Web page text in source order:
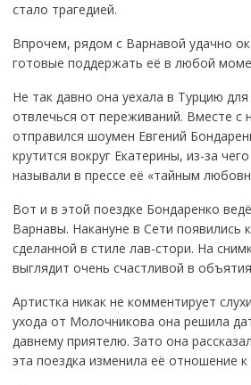
стало трагедией.
Впрочем, рядом с Варнавой удачно
готовые поддержать её в любой
Не так давно она уехала в Турцию
отвлечься от переживаний. Вместе с
отправился шоумен Евгений
крутится вокруг Екатерины, из-за
называли в прессе её «тайным
Вот и в этой поездке Бондаренко
Варнавы. Накануне в Сети появились
сделанной в стиле лав-стори. На
выглядит очень счастливой в
Артистка никак не комментирует
ухода от Молочникова она решила
давнему приятелю. Зато она
эта поездка изменила её отношение